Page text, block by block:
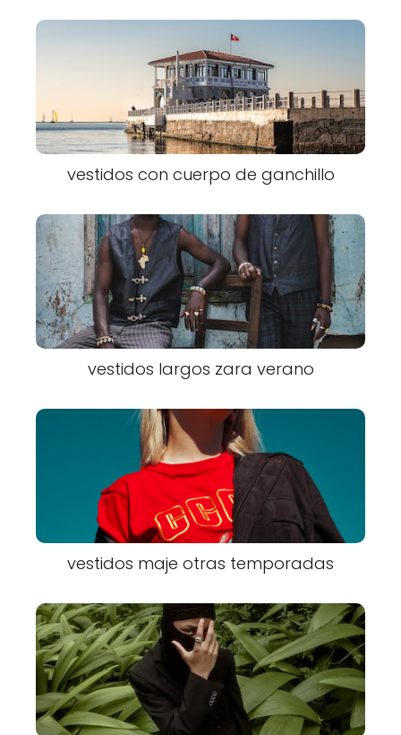
vestidos con cuerpo de ganchillo
vestidos largos zara verano
vestidos maje otras temporadas